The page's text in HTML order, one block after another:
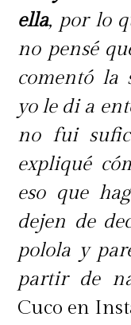
ella, por lo
no pensé
comentó la
yo le di a
no fui
expliqué
eso que
dejen de
polola y
partir de
Cuco en